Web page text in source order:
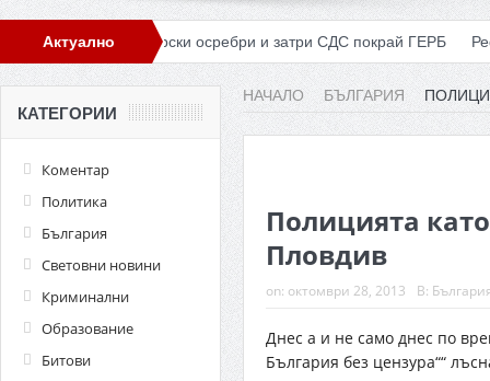
Актуално
Лукарски осребри и затри СДС покрай ГЕРБ
НАЧАЛО БЪЛГАРИЯ
Полицията
Пловдив
on: октомври 28, 2013 В:
Днес а и не само днес по
България без цензура““
КАТЕГОРИИ
Коментар
Политика
България
Световни новини
Криминални
Образование
Битови